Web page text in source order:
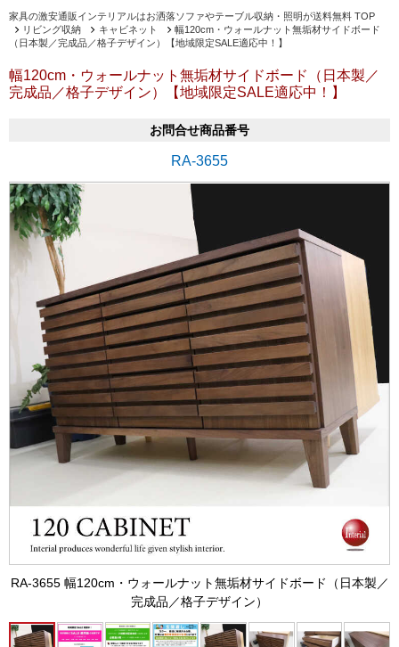
家具の激安通販インテリアルはお洒落ソファやテーブル収納・照明が送料無料 TOP
リビング収納
キャビネット
幅120cm・ウォールナット無垢材サイドボード
（日本製／完成品／格子デザイン）【地域限定SALE適応中！】
幅120cm・ウォールナット無垢材サイドボード（日本製／
完成品／格子デザイン）【地域限定SALE適応中！】
お問合せ商品番号
RA-3655
RA-3655 幅120cm・ウォールナット無垢材サイドボード（日本製／
完成品／格子デザイン）